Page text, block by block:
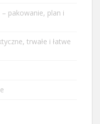
pakowanie, plan i
trwałe i łatwe